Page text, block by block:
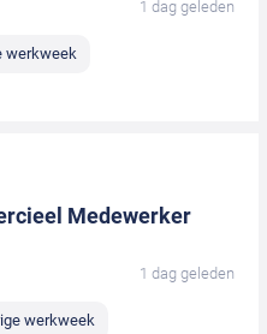
1 dag geleden
werkweek
Medewerker
1 dag geleden
werkweek